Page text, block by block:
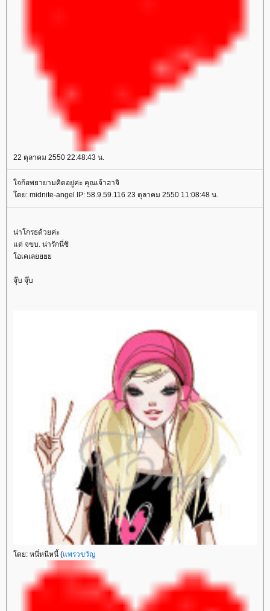
22 ตุลาคม 2550 22:48:43 น.
จก้อพยายามคิดอยู่ค่ะ คุณเจ้าฮาจิ
ดย: midnite-angel IP: 58.9.59.116 23 ตุลาคม 2550 11:08:48 น.
น่าโกรธด้วยค่ะ
ต่ จขบ. น่ารักนี่ซิ
อเคเล
จุ๊บ จุ๊บ
ดย: หนี่หนีหนี้ (พรวขวัญ